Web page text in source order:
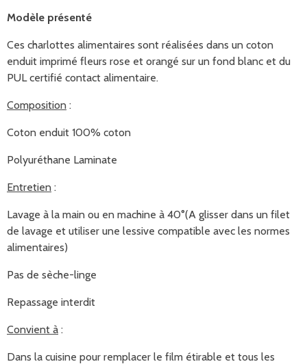
Modèle présenté
Ces charlottes alimentaires sont réalisées dans un coton
enduit imprimé fleurs rose et orangé sur un fond blanc et du
PUL certifié contact alimentaire.
Composition :
Coton enduit 100% coton
Polyuréthane Laminate
Entretien :
Lavage à la main ou en machine à 40°(A glisser dans un filet
de lavage et utiliser une lessive compatible avec les normes
alimentaires)
Pas de sèche-linge
Repassage interdit
Convient à :
Dans la cuisine pour remplacer le film étirable et tous les